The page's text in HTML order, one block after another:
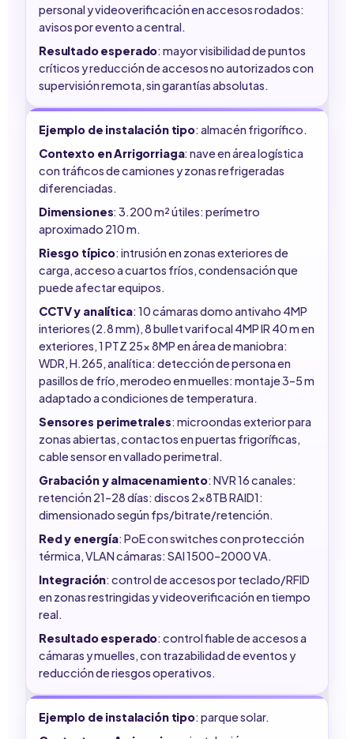
personal y videoverificación en accesos rodados:
avisos por evento a central.
Resultado esperado: mayor visibilidad de puntos
críticos y reducción de accesos no autorizados con
supervisión remota, sin garantías absolutas.
Ejemplo de instalación tipo: almacén frigorífico.
Contexto en Arrigorriaga: nave en área logística
con tráficos de camiones y zonas refrigeradas
diferenciadas.
Dimensiones: 3.200 m² útiles: perímetro
aproximado 210 m.
Riesgo típico: intrusión en zonas exteriores de
carga, acceso a cuartos fríos, condensación que
puede afectar equipos.
CCTV y analítica: 10 cámaras domo antivaho 4MP
interiores (2.8 mm), 8 bullet varifocal 4MP IR 40 m en
exteriores, 1 PTZ 25x 8MP en área de maniobra:
WDR, H.265, analítica: detección de persona en
pasillos de frío, merodeo en muelles: montaje 3–5 m
adaptado a condiciones de temperatura.
Sensores perimetrales: microondas exterior para
zonas abiertas, contactos en puertas frigoríficas,
cable sensor en vallado perimetral.
Grabación y almacenamiento: NVR 16 canales:
retención 21–28 días: discos 2x8TB RAID1:
dimensionado según fps/bitrate/retención.
Red y energía: PoE con switches con protección
térmica, VLAN cámaras: SAI 1500–2000 VA.
Integración: control de accesos por teclado/RFID
en zonas restringidas y videoverificación en tiempo
real.
Resultado esperado: control fiable de accesos a
cámaras y muelles, con trazabilidad de eventos y
reducción de riesgos operativos.
Ejemplo de instalación tipo: parque solar.